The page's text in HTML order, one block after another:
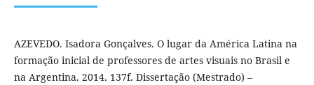
AZEVEDO. Isadora Gonçalves. O lugar da América Latina na
formação inicial de professores de artes visuais no Brasil e
na Argentina. 2014. 137f. Dissertação (Mestrado) –